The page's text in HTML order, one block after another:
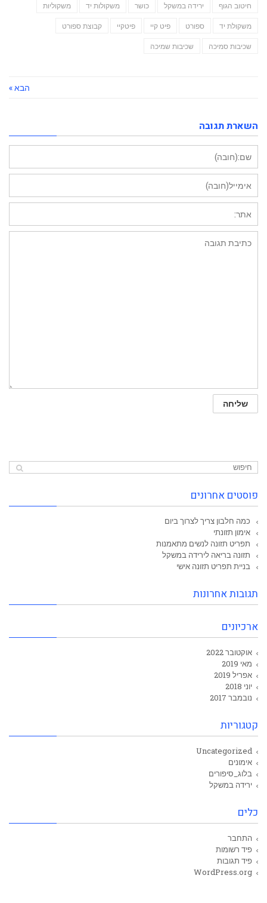
חיטוב הגוף ירידה במשקל כושר משקולות יד משקוליות
משקולת יד ספורט פיט קיי פיטקיי קבוצת ספורט
שכיבות סמיכה שכיבות שמיכה
הבא »
השארת תגובה
פוסטים אחרונים
כמה חלבון צריך לצרוך ביום
אימון תזונתי
תפריט תזונה לנשים מתאמנות
תזונה בריאה לירידה במשקל
בניית תפריט תזונה אישי
תגובות אחרונות
ארכיונים
אוקטובר 2022
מאי 2019
אפריל 2019
יוני 2018
נובמבר 2017
קטגוריות
Uncategorized
אימונים
בלוג_סיפורים
ירידה במשקל
כלים
התחבר
פיד רשומות
פיד תגובות
WordPress.org